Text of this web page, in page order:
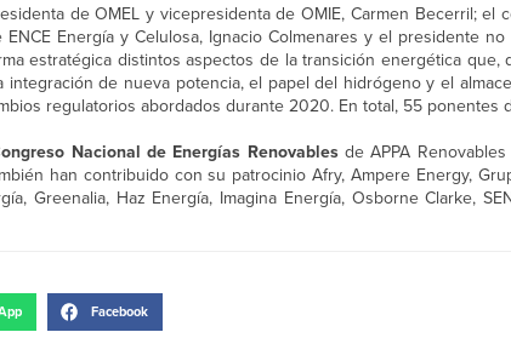
de OMEL y vicepresidenta de OMIE, Carmen Becerril; el
Energía y Celulosa, Ignacio Colmenares y el presidente
estratégica distintos aspectos de la transición energética
de nueva potencia, el papel del hidrógeno y el
regulatorios abordados durante 2020. En total, 55 ponentes
Nacional de Energías Renovablesde APPA
han contribuido con su patrocinio Afry, Ampere Energy,
Greenalia, Haz Energía, Imagina Energía, Osborne Clarke,
Facebook